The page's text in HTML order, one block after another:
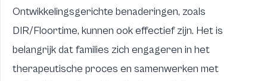
Ontwikkelingsgerichte benaderingen, zoals
DIR/Floortime, kunnen ook effectief zijn. Het is
belangrijk dat families zich engageren in het
therapeutische proces en samenwerken met